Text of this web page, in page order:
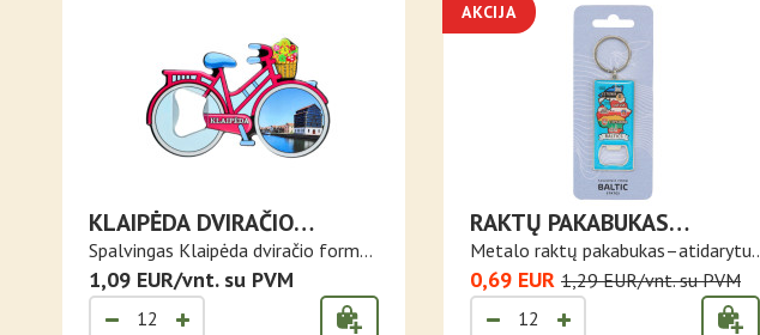
KLAIPĖDA DVIRAČIO
FORMOS MAGNETAS
ATIDARYTUVAS
Spalvingas Klaipėda dviračio formos
ma..
1,09 EUR/vnt. su PVM
AKCIJA
RAKTŲ PAKABUKAS
ATIDARYTUVAS BALTICS
Metalo raktų pakabukas–atidarytu..
0,69 EUR 1,29 EUR/vnt. su PVM